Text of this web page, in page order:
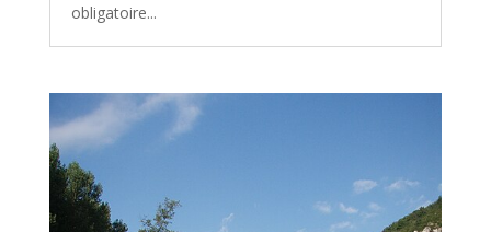
obligatoire...